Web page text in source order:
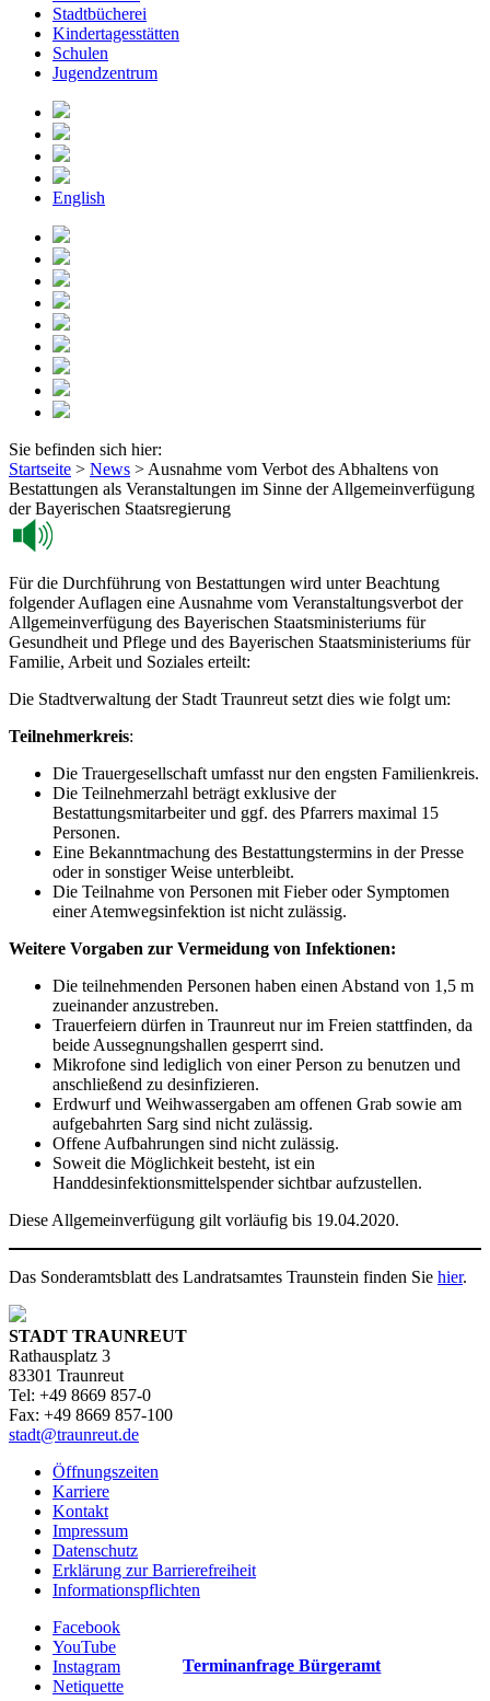
Stadtbücherei
Kindertagesstätten
Schulen
Jugendzentrum
English
Sie befinden sich hier:
Startseite > News > Ausnahme vom Verbot des Abhaltens von
Bestattungen als Veranstaltungen im Sinne der Allgemeinverfügung
der Bayerischen Staatsregierung
Für die Durchführung von Bestattungen wird unter Beachtung
folgender Auflagen eine Ausnahme vom Veranstaltungsverbot der
Allgemeinverfügung des Bayerischen Staatsministeriums für
Gesundheit und Pflege und des Bayerischen Staatsministeriums für
Familie, Arbeit und Soziales erteilt:
Die Stadtverwaltung der Stadt Traunreut setzt dies wie folgt um:
Teilnehmerkreis:
Die Trauergesellschaft umfasst nur den engsten Familienkreis.
Die Teilnehmerzahl beträgt exklusive der
Bestattungsmitarbeiter und ggf. des Pfarrers maximal 15
Personen.
Eine Bekanntmachung des Bestattungstermins in der Presse
oder in sonstiger Weise unterbleibt.
Die Teilnahme von Personen mit Fieber oder Symptomen
einer Atemwegsinfektion ist nicht zulässig.
Weitere Vorgaben zur Vermeidung von Infektionen:
Die teilnehmenden Personen haben einen Abstand von 1,5 m
zueinander anzustreben.
Trauerfeiern dürfen in Traunreut nur im Freien stattfinden, da
beide Aussegnungshallen gesperrt sind.
Mikrofone sind lediglich von einer Person zu benutzen und
anschließend zu desinfizieren.
Erdwurf und Weihwassergaben am offenen Grab sowie am
aufgebahrten Sarg sind nicht zulässig.
Offene Aufbahrungen sind nicht zulässig.
Soweit die Möglichkeit besteht, ist ein
Handdesinfektionsmittelspender sichtbar aufzustellen.
Diese Allgemeinverfügung gilt vorläufig bis 19.04.2020.
Das Sonderamtsblatt des Landratsamtes Traunstein finden Sie hier.
STADT TRAUNREUT
Rathausplatz 3
83301 Traunreut
Tel: +49 8669 857-0
Fax: +49 8669 857-100
stadt@traunreut.de
Öffnungszeiten
Karriere
Kontakt
Impressum
Datenschutz
Erklärung zur Barrierefreiheit
Informationspflichten
Facebook
YouTube
Instagram
Netiquette
Terminanfrage Bürgeramt